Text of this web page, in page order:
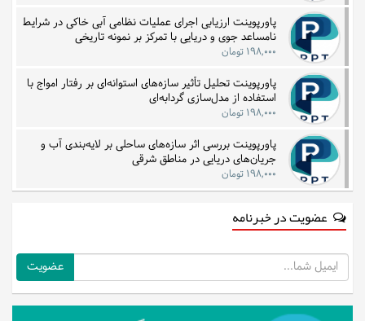
پاورپوینت ارزیابی اجرای عملیات نظامی آبی خاکی در شرایط
نامساعد جوی و دریایی با تمرکز بر نمونه تاریخی
۱۹۸,۰۰۰ تومان
پاورپوینت تحلیل تأثیر سازه‌های استوانه‌ای بر رفتار امواج با
استفاده از مدل‌سازی گردابه‌ای
۱۹۸,۰۰۰ تومان
پاورپوینت بررسی اثر سازه‌های ساحلی بر لایه‌بندی آب و
جریان‌های دریایی در مناطق شرقی
۱۹۸,۰۰۰ تومان
عضویت در خبرنامه
ایمیل